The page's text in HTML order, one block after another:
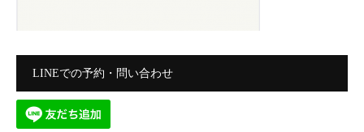
LINEでの予約・問い合わせ